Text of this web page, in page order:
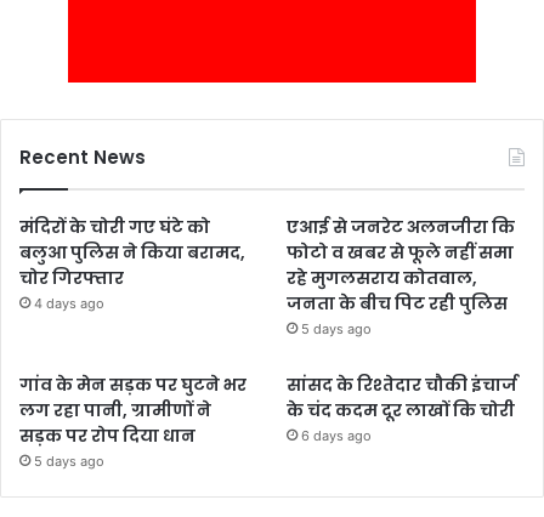
Recent News
मंदिरों के चोरी गए घंटे को
बलुआ पुलिस ने किया बरामद,
चोर गिरफ्तार
4 days ago
एआई से जनरेट अलनजीरा कि
फोटो व खबर से फूले नहीं समा
रहे मुगलसराय कोतवाल,
जनता के बीच पिट रही पुलिस
5 days ago
गांव के मेन सड़क पर घुटने भर
लग रहा पानी, ग्रामीणों ने
सड़क पर रोप दिया धान
5 days ago
सांसद के रिश्तेदार चौकी इंचार्ज
के चंद कदम दूर लाखों कि चोरी
6 days ago